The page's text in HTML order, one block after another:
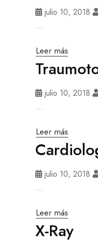
julio 10, 2018
...
Leer más
julio 10, 2018
...
Leer más
julio 10, 2018
...
Leer más
X-Ray